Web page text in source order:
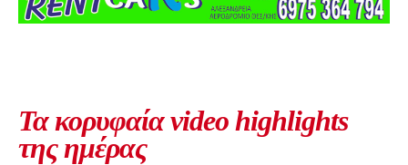
Τα κορυφαία video highlights
της ημέρας